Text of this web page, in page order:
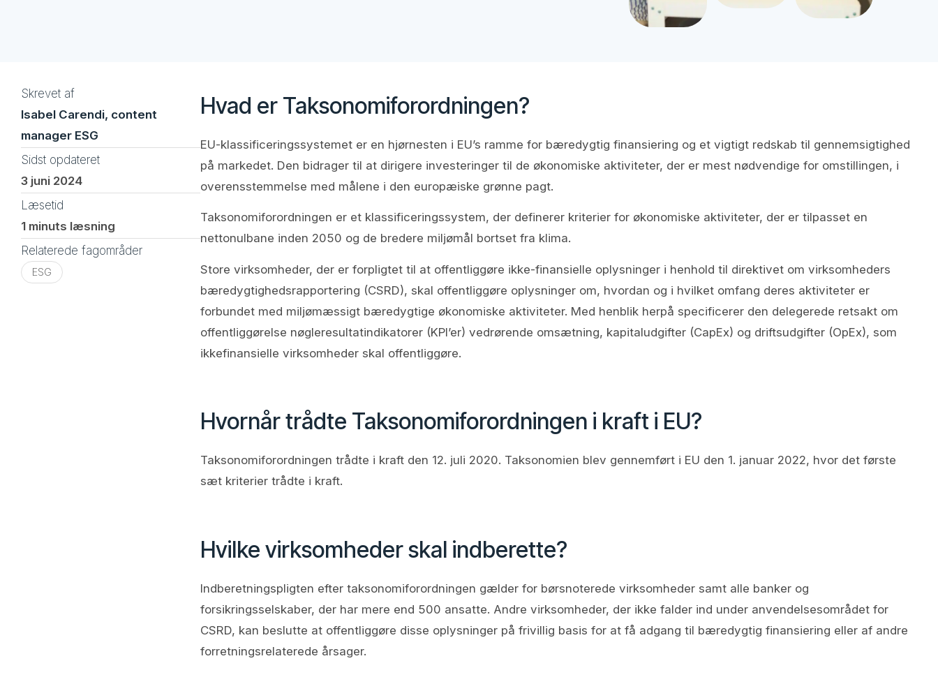
Skrevet af
Isabel Carendi, content
manager ESG
Sidst opdateret
3 juni 2024
Læsetid
1 minuts læsning
Relaterede fagområder
ESG
Hvad er Taksonomiforordningen?
EU-klassificeringssystemet er en hjørnesten i EU’s ramme for bæredygtig finansiering og et vigtigt redskab til gennemsigtighed
på markedet. Den bidrager til at dirigere investeringer til de økonomiske aktiviteter, der er mest nødvendige for omstillingen, i
overensstemmelse med målene i den europæiske grønne pagt.
Taksonomiforordningen er et klassificeringssystem, der definerer kriterier for økonomiske aktiviteter, der er tilpasset en
nettonulbane inden 2050 og de bredere miljømål bortset fra klima.
Store virksomheder, der er forpligtet til at offentliggøre ikke-finansielle oplysninger i henhold til direktivet om virksomheders
bæredygtighedsrapportering (CSRD), skal offentliggøre oplysninger om, hvordan og i hvilket omfang deres aktiviteter er
forbundet med miljømæssigt bæredygtige økonomiske aktiviteter. Med henblik herpå specificerer den delegerede retsakt om
offentliggørelse nøgleresultatindikatorer (KPI’er) vedrørende omsætning, kapitaludgifter (CapEx) og driftsudgifter (OpEx), som
ikkefinansielle virksomheder skal offentliggøre.
Hvornår trådte Taksonomiforordningen i kraft i EU?
Taksonomiforordningen trådte i kraft den 12. juli 2020. Taksonomien blev gennemført i EU den 1. januar 2022, hvor det første
sæt kriterier trådte i kraft.
Hvilke virksomheder skal indberette?
Indberetningspligten efter taksonomiforordningen gælder for børsnoterede virksomheder samt alle banker og
forsikringsselskaber, der har mere end 500 ansatte. Andre virksomheder, der ikke falder ind under anvendelsesområdet for
CSRD, kan beslutte at offentliggøre disse oplysninger på frivillig basis for at få adgang til bæredygtig finansiering eller af andre
forretningsrelaterede årsager.